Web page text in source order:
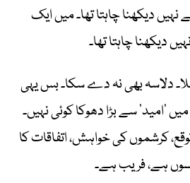
دیکھنا چاہتا تھا۔ میں ایک
دیکھنا چاہتا تھا۔
دلاسہ بھی نہ دے سکا۔ بس یہی
’امید‘ سے بڑا دھوکا کوئی نہیں۔
کرشموں کی خواہش، اتفاقات کا
ہے، فریب ہے۔